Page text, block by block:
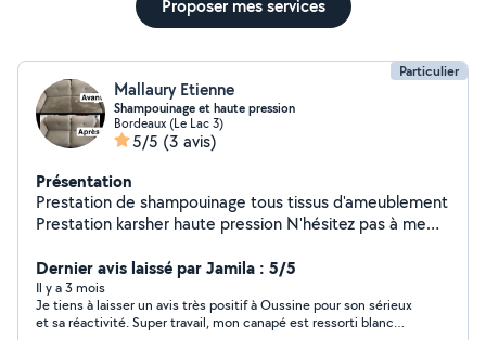
Proposer mes services
Particulier
Mallaury Etienne
Shampouinage et haute pression
Bordeaux (Le Lac 3)
5/5 (3 avis)
Présentation
Prestation de shampouinage tous tissus d'ameublement
Prestation karsher haute pression N'hésitez pas à me
Dernier avis laissé par Jamila : 5/5
Il y a 3 mois
Je tiens à laisser un avis très positif à Oussine pour son sérieux
et sa réactivité. Super travail, mon canapé est ressorti blanc